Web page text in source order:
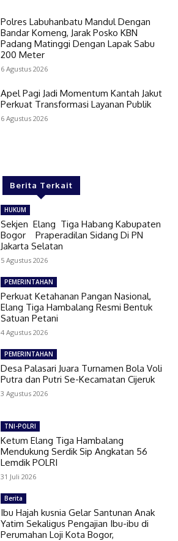
Polres Labuhanbatu Mandul Dengan
Bandar Komeng, Jarak Posko KBN
Padang Matinggi Dengan Lapak Sabu
200 Meter
6 Agustus 2026
Apel Pagi Jadi Momentum Kantah Jakut
Perkuat Transformasi Layanan Publik
6 Agustus 2026
Berita Terkait
HUKUM
Sekjen Elang Tiga Habang Kabupaten
Bogor Praperadilan Sidang Di PN
Jakarta Selatan
5 Agustus 2026
PEMERINTAHAN
Perkuat Ketahanan Pangan Nasional,
Elang Tiga Hambalang Resmi Bentuk
Satuan Petani
4 Agustus 2026
PEMERINTAHAN
Desa Palasari Juara Turnamen Bola Voli
Putra dan Putri Se-Kecamatan Cijeruk
3 Agustus 2026
TNI-POLRI
Ketum Elang Tiga Hambalang
Mendukung Serdik Sip Angkatan 56
Lemdik POLRI
31 Juli 2026
Berita
Ibu Hajah kusnia Gelar Santunan Anak
Yatim Sekaligus Pengajian Ibu-ibu di
Perumahan Loji Kota Bogor,